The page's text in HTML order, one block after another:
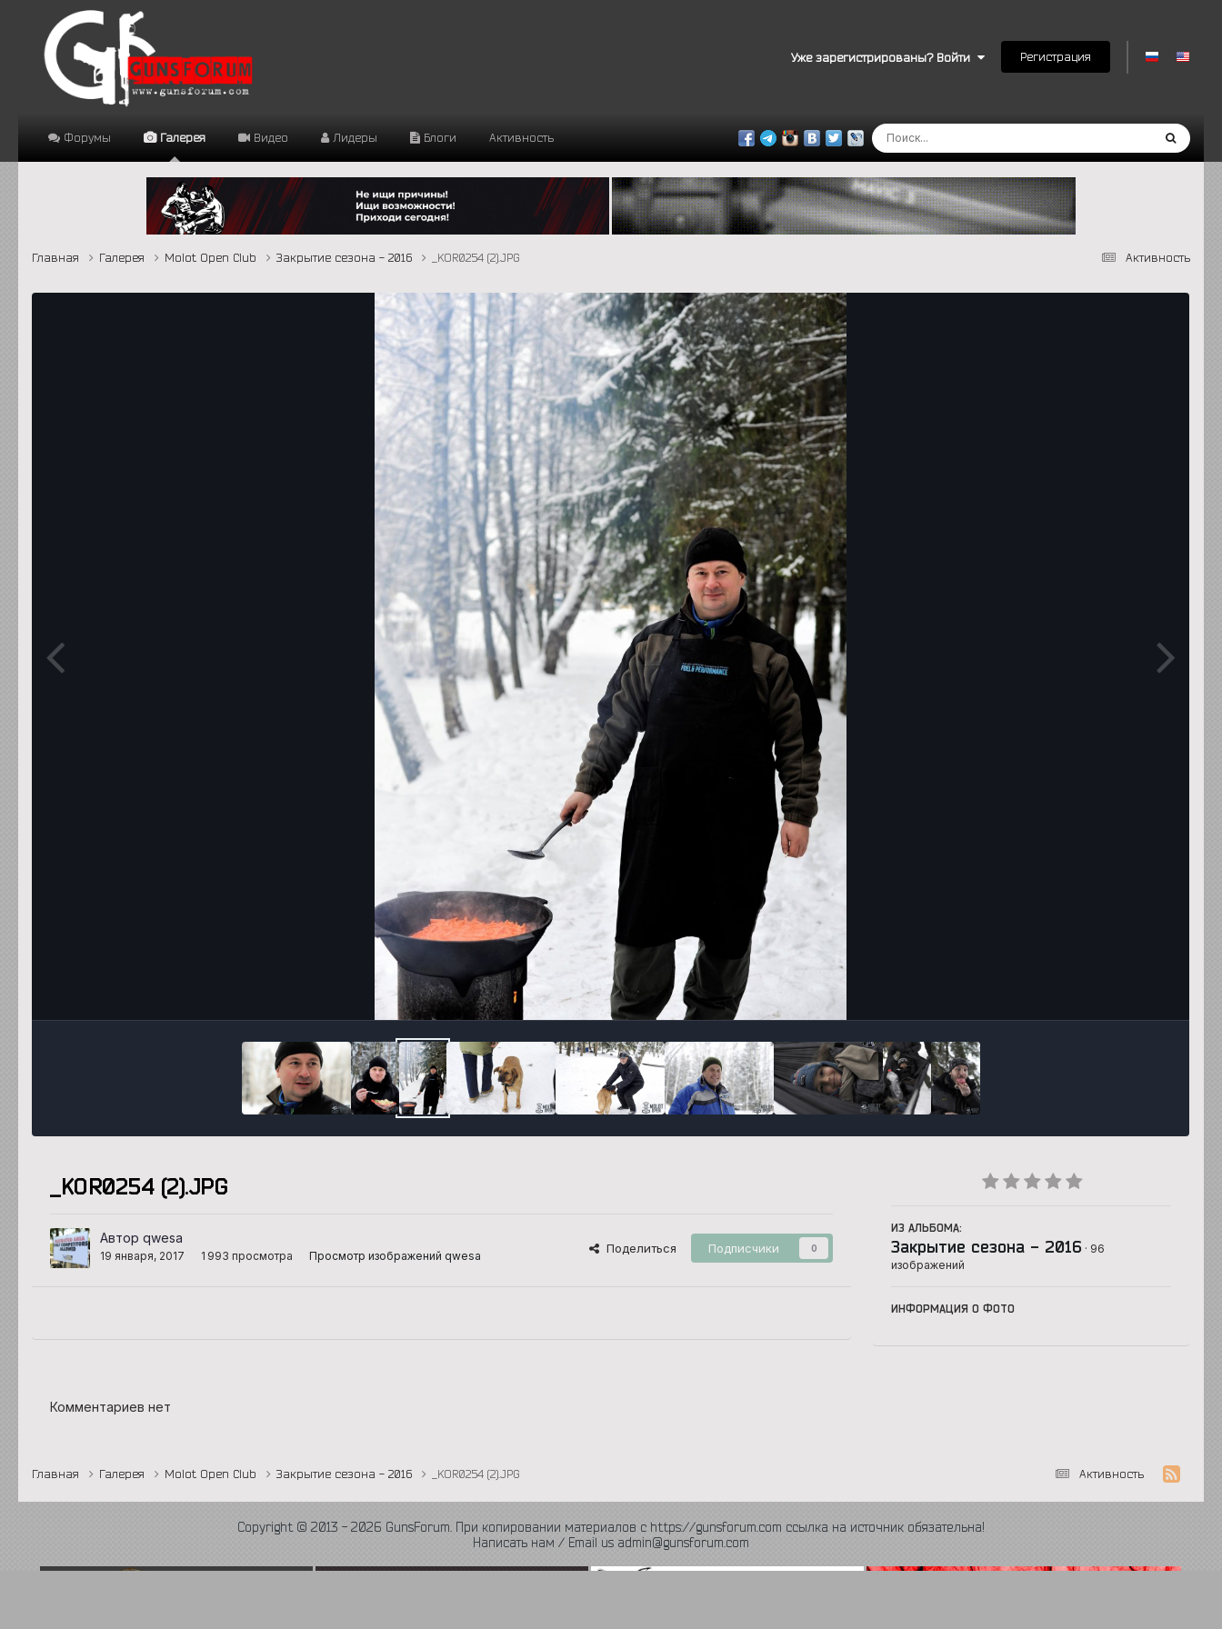
Уже зарегистрированы? Войти Регистрация
Форумы Галерея Видео Лидеры Блоги Активность
Активность
Главная Галерея Molot Open Club Закрытие сезона - 2016 _KOR0254 (2).JPG
_KOR0254 (2).JPG
Автор qwesa
19 января, 2017 1 993 просмотра Просмотр изображений qwesa
Поделиться Подписчики 0
ИЗ АЛЬБОМА:
Закрытие сезона - 2016 · 96
изображений
ИНФОРМАЦИЯ О ФОТО
Комментариев нет
Активность
Главная Галерея Molot Open Club Закрытие сезона - 2016 _KOR0254 (2).JPG
Copyright © 2013 - 2026 GunsForum. При копировании материалов с https://gunsforum.com ссылка на источник обязательна!
Написать нам / Email us admin@gunsforum.com